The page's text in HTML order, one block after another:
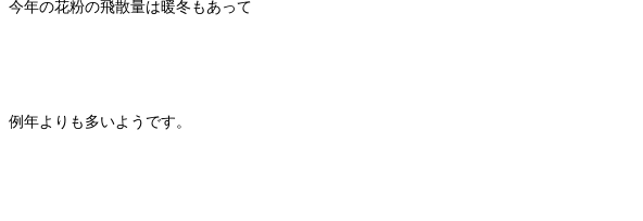
今年の花粉の飛散量は暖冬もあって
例年よりも多いようです。